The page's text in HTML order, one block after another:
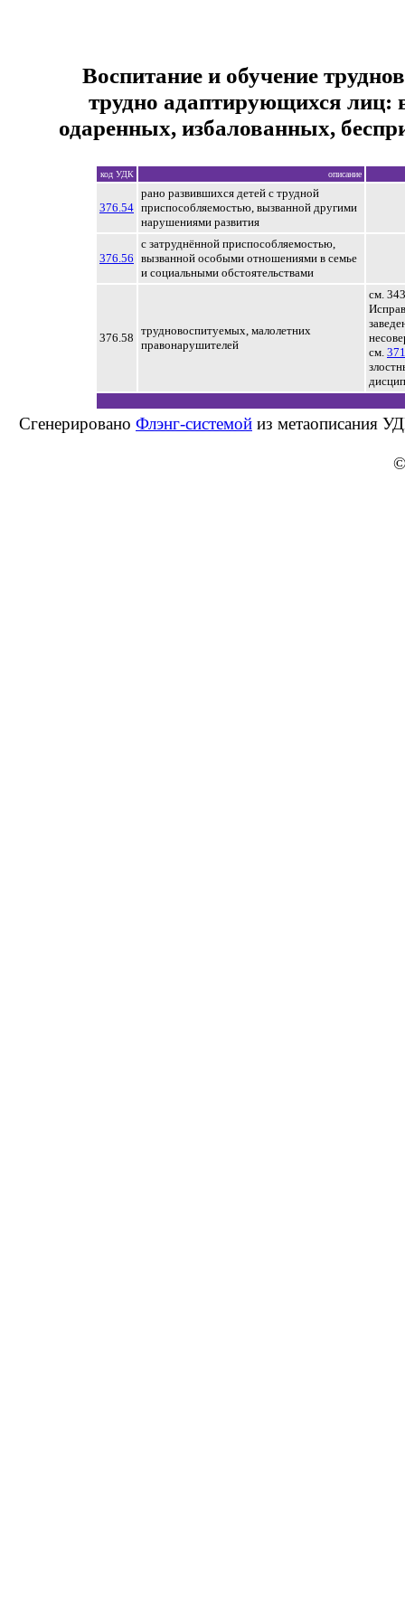
Воспитание и обучение
трудно адаптирующихся лиц:
одаренных, избалованных,
код УДК описание
376.54
рано развившихся детей с трудной
приспособляемостью, вызванной другими
нарушениями развития
376.56
с затруднённой приспособляемостью,
вызванной особыми отношениями в семье
и социальными обстоятельствами
376.58
трудновоспитуемых, малолетних
правонарушителей
см.
см.
Сгенерировано Флэнг-системой из метаописания